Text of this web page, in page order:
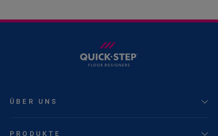
ÜBER UNS
PRODUKTE